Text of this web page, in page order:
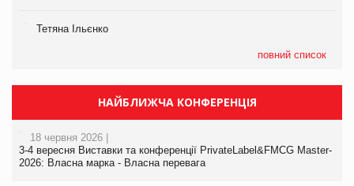
Тетяна Ільєнко
повний список
НАЙБЛИЖЧА КОНФЕРЕНЦІЯ
18 червня 2026 |
3-4 вересня Виставки та конференції PrivateLabel&FMCG Master-
2026: Власна марка - Власна перевага